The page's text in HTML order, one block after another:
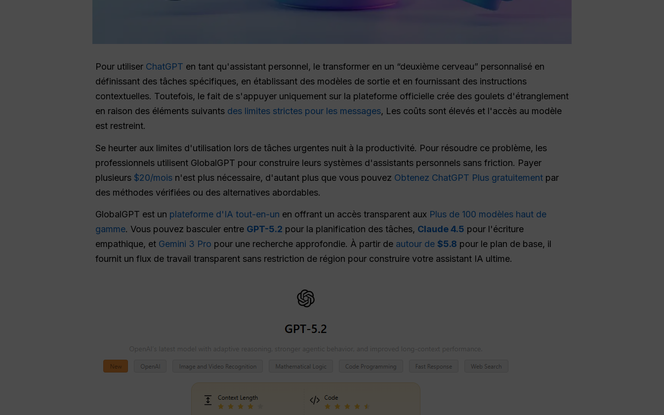
Pour utiliser ChatGPT en tant qu'assistant personnel, le transformer en un “deuxième cerveau” personnalisé en
définissant des tâches spécifiques, en établissant des modèles de sortie et en fournissant des instructions
contextuelles. Toutefois, le fait de s'appuyer uniquement sur la plateforme officielle crée des goulets d'étranglement
en raison des éléments suivants des limites strictes pour les messages, Les coûts sont élevés et l'accès au modèle
est restreint.
Se heurter aux limites d'utilisation lors de tâches urgentes nuit à la productivité. Pour résoudre ce problème, les
professionnels utilisent GlobalGPT pour construire leurs systèmes d'assistants personnels sans friction. Payer
plusieurs $20/mois n'est plus nécessaire, d'autant plus que vous pouvez Obtenez ChatGPT Plus gratuitement par
des méthodes vérifiées ou des alternatives abordables.
GlobalGPT est un plateforme d'IA tout-en-un en offrant un accès transparent aux Plus de 100 modèles haut de
gamme. Vous pouvez basculer entre GPT-5.2 pour la planification des tâches, Claude 4.5 pour l'écriture
empathique, et Gemini 3 Pro pour une recherche approfondie. À partir de autour de $5.8 pour le plan de base, il
fournit un flux de travail transparent sans restriction de région pour construire votre assistant IA ultime.